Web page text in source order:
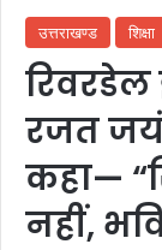
उत्तराखण्ड शिक्षा
रजत
कहा—
नहीं,